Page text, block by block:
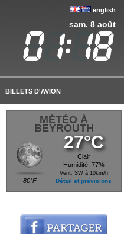
english
sam. 8 août
BILLETS D'AVION
MÉTÉO À
BEYROUTH
80°F
27°C
Clair
Humidité: 77%
Vent: SW à 10km/h
Détail et prévisions